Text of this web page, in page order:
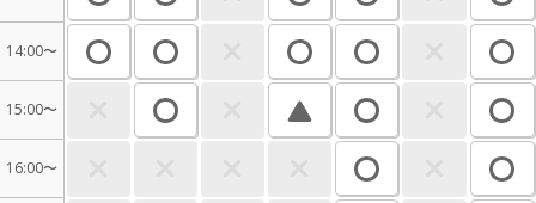
14:00〜
15:00〜
16:00〜